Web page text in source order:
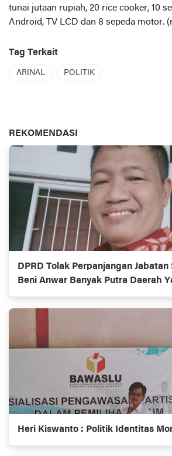
tunai jutaan rupiah, 20 rice cooker, 10
Android, TV LCD dan 8 sepeda motor.
Tag Terkait
ARINAL POLITIK
REKOMENDASI
DPRD Tolak Perpanjangan Jabatan
Beni Anwar Banyak Putra Daerah
Heri Kiswanto : Politik Identitas